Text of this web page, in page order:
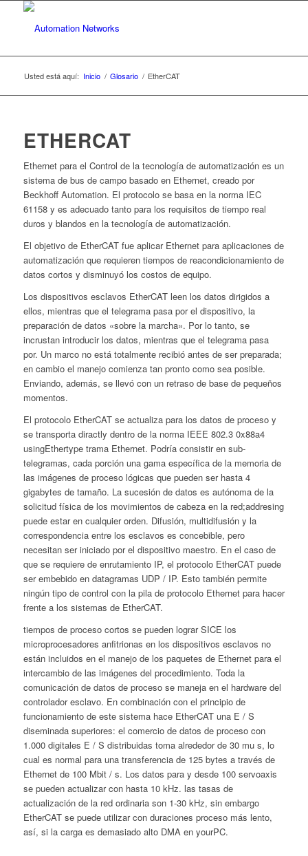
Usted está aquí: Inicio / Glosario / EtherCAT
ETHERCAT
Ethernet para el Control de la tecnología de automatización es un
sistema de bus de campo basado en Ethernet, creado por
Beckhoff Automation. El protocolo se basa en la norma IEC
61158 y es adecuado tanto para los requisitos de tiempo real
duros y blandos en la tecnología de automatización.
El objetivo de EtherCAT fue aplicar Ethernet para aplicaciones de
automatización que requieren tiempos de reacondicionamiento de
datos cortos y disminuyó los costos de equipo.
Los dispositivos esclavos EtherCAT leen los datos dirigidos a
ellos, mientras que el telegrama pasa por el dispositivo, la
preparación de datos «sobre la marcha». Por lo tanto, se
incrustan introducir los datos, mientras que el telegrama pasa
por. Un marco no está totalmente recibió antes de ser preparada;
en cambio el manejo comienza tan pronto como sea posible.
Enviando, además, se llevó con un retraso de base de pequeños
momentos.
El protocolo EtherCAT se actualiza para los datos de proceso y
se transporta diractly dentro de la norma IEEE 802.3 0x88a4
usingEthertype trama Ethernet. Podría consistir en sub-
telegramas, cada porción una gama específica de la memoria de
las imágenes de proceso lógicas que pueden ser hasta 4
gigabytes de tamaño. La sucesión de datos es autónoma de la
solicitud física de los movimientos de cabeza en la red;addresing
puede estar en cualquier orden. Difusión, multidifusión y la
correspondencia entre los esclavos es concebible, pero
necesitan ser iniciado por el dispositivo maestro. En el caso de
que se requiere de enrutamiento IP, el protocolo EtherCAT puede
ser embebido en datagramas UDP / IP. Esto también permite
ningún tipo de control con la pila de protocolo Ethernet para hacer
frente a los sistemas de EtherCAT.
tiempos de proceso cortos se pueden lograr SICE los
microprocesadores anfitrionas en los dispositivos esclavos no
están incluidos en el manejo de los paquetes de Ethernet para el
intercambio de las imágenes del procedimiento. Toda la
comunicación de datos de proceso se maneja en el hardware del
controlador esclavo. En combinación con el principio de
funcionamiento de este sistema hace EtherCAT una E / S
diseminada superiores: el comercio de datos de proceso con
1.000 digitales E / S distribuidas toma alrededor de 30 mu s, lo
cual es normal para una transferencia de 125 bytes a través de
Ethernet de 100 Mbit / s. Los datos para y desde 100 servoaxis
se pueden actualizar con hasta 10 kHz. las tasas de
actualización de la red ordinaria son 1-30 kHz, sin embargo
EtherCAT se puede utilizar con duraciones proceso más lento,
así, si la carga es demasiado alto DMA en yourPC.